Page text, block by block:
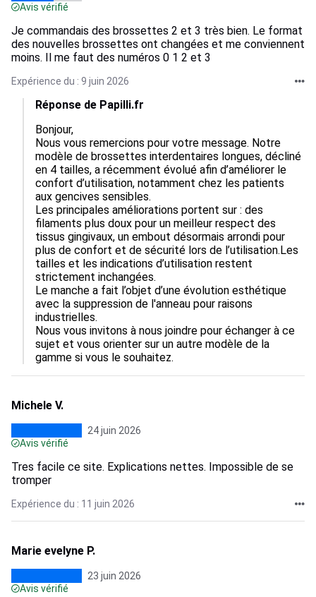
Avis vérifié
Je commandais des brossettes 2 et 3 très bien. Le format
des nouvelles brossettes ont changées et me conviennent
moins. Il me faut des numéros 0 1 2 et 3
Expérience du : 9 juin 2026
Réponse de Papilli.fr
Bonjour,
Nous vous remercions pour votre message. Notre
modèle de brossettes interdentaires longues, décliné
en 4 tailles, a récemment évolué afin d’améliorer le
confort d’utilisation, notamment chez les patients
aux gencives sensibles.
Les principales améliorations portent sur : des
filaments plus doux pour un meilleur respect des
tissus gingivaux, un embout désormais arrondi pour
plus de confort et de sécurité lors de l’utilisation.Les
tailles et les indications d’utilisation restent
strictement inchangées.
Le manche a fait l’objet d’une évolution esthétique
avec la suppression de l'anneau pour raisons
industrielles.
Nous vous invitons à nous joindre pour échanger à ce
sujet et vous orienter sur un autre modèle de la
gamme si vous le souhaitez.
Michele V.
24 juin 2026
Avis vérifié
Tres facile ce site. Explications nettes. Impossible de se
tromper
Expérience du : 11 juin 2026
Marie evelyne P.
23 juin 2026
Avis vérifié